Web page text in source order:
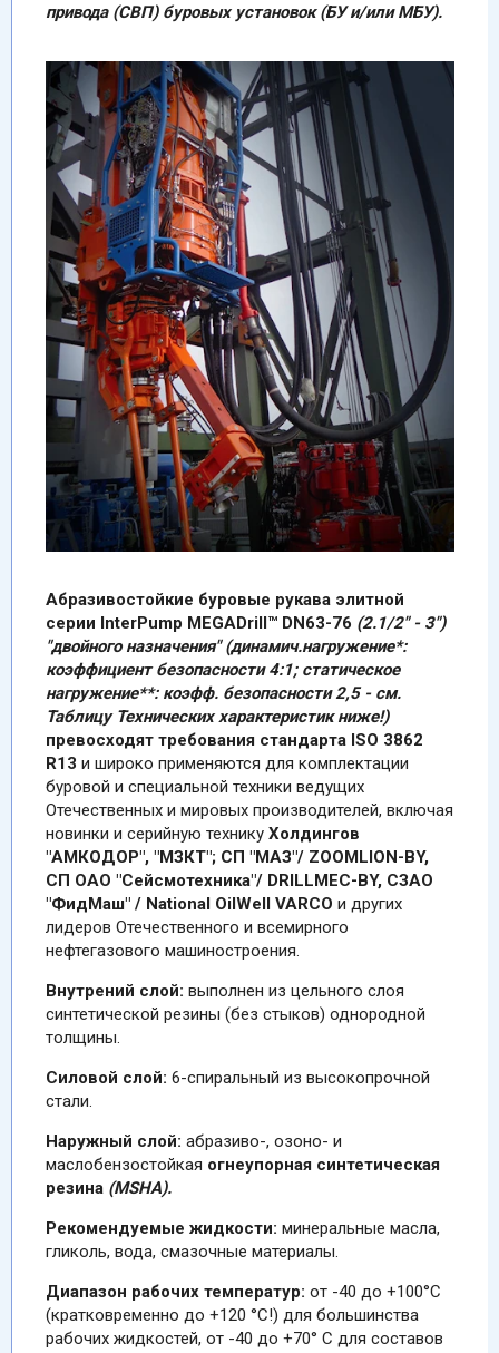
привода (СВП) буровых установок (БУ и/или МБУ).
Абразивостойкие буровыe рукава элитной
серии InterPump MEGADrill™ DN63-76 (2.1/2" - 3")
"двойного назначения" (динамич.нагружение*:
коэффициент безопасности 4:1; статическое
нагружение**: коэфф. безопасности 2,5 - см.
Таблицу Технических характеристик ниже!)
превосходят требования стандарта ISO 3862
R13 и широко применяются для комплектации
буровой и специальной техники ведущих
Отечественных и мировых производителей, включая
новинки и серийную технику Холдингов
"АМКОДОР", "МЗКТ"; СП "МАЗ"/ ZOOMLION-BY,
СП ОАО "Сейсмотехника"/ DRILLMEC-BY, СЗАО
"ФидМаш" / National OilWell VARCO и других
лидеров Oтечественного и всемирного
нефтегазового машиностроения.
Внутрений слой: выполнен из цельного слоя
синтетической резины (без стыков) однородной
толщины.
Силовой слой: 6-спиральный из высокопрочной
стали.
Наружный слой: абразиво-, озоно- и
маслобензостойкая огнеупорная синтетическая
резина (MSHA).
Рекомендуемые жидкости: минеральные масла,
гликоль, вода, смазочные материалы.
Диапазон рабочих температур: от -40 до +100°C
(кратковременно до +120 °C!) для большинства
рабочих жидкостей, от -40 до +70° C для составов